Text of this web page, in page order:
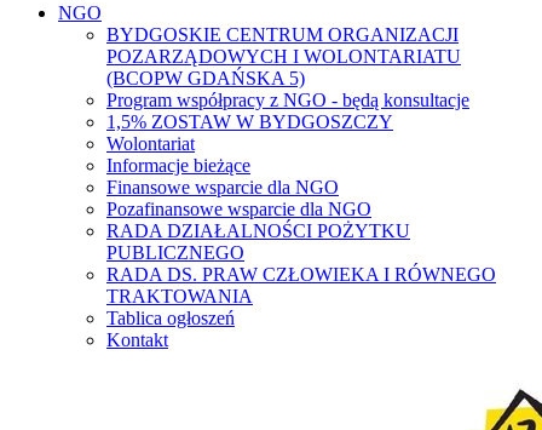
NGO
BYDGOSKIE CENTRUM ORGANIZACJI
POZARZĄDOWYCH I WOLONTARIATU
(BCOPW GDAŃSKA 5)
Program współpracy z NGO - będą konsultacje
1,5% ZOSTAW W BYDGOSZCZY
Wolontariat
Informacje bieżące
Finansowe wsparcie dla NGO
Pozafinansowe wsparcie dla NGO
RADA DZIAŁALNOŚCI POŻYTKU
PUBLICZNEGO
RADA DS. PRAW CZŁOWIEKA I RÓWNEGO
TRAKTOWANIA
Tablica ogłoszeń
Kontakt